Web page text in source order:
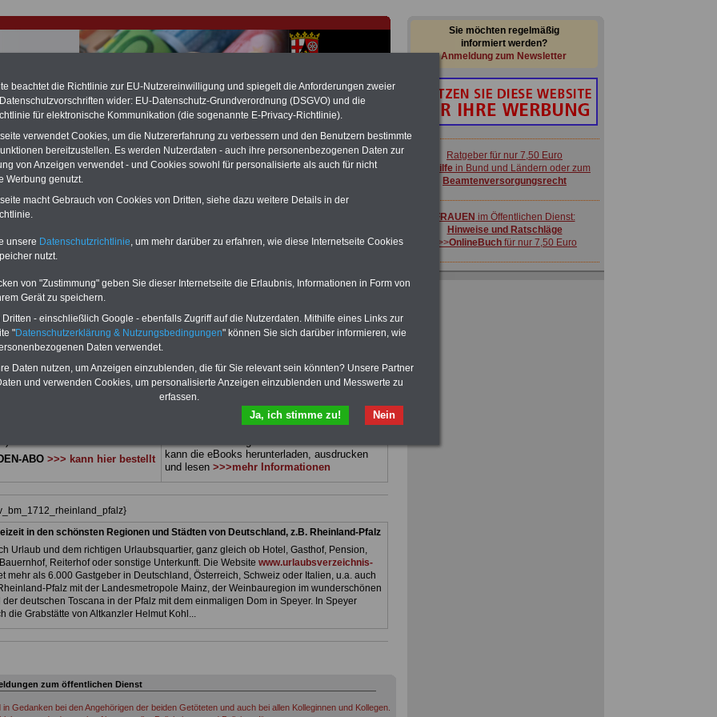
für Beamte & Ruhestandsbeamte (zu geringe Alimentation)
hat die Landesbesoldung von Berlin für die Jahre 2008 bis
erklärt (Berlin muss bisMärz 2027 eine Neuregelung der
die zun hohen Nachzahlungen führen wird). Auch beim Bund
wird es hohe Nachzahlungen geben (Medienberichten
alle (!) Beamte zwischen mind. 3.000 und 13.000 Euro
,rechnen. Der INFO-
hierzu eine Broschüre heraus, die unmittelbar nach dem Beschluss des
der Bundesregierung vorgelegt wird (wahrscheinlich im Quartal.2026
Beamte und den öffentlichen Dienst in Rheinland-Pfalz:
gesunde Schule und Kita gestalten
mit 3 Ratgebern für nur
für Beamtinnen
sowie Beihilferecht in Bund und
drei Ratgeber sind übersichtlich
ABO >>> kann hier bestellt
PDF-SERVICE: 10 Bücher bzw. eBooks zu
wichtigen Themen für Beamte und dem Öff.
können Sie zehn Bücher als eBook
herunterladen, auch für Beschäftigte imLand
Rheinland-Pfalz geeignet: die Bücher
behandeln Beamtenrecht, Besoldung, Beihilfe,
Beamtenversorgung, Rund ums Geld,
Nebentätigkeitsrecht, Frauen im öffentl. Dienst.
kann die eBooks herunterladen, ausdrucken
und lesen >>>mehr Informationen
in den schönsten Regionen und Städten von Deutschland, z.B. Rheinland-Pfalz
Urlaub und dem richtigen Urlaubsquartier, ganz gleich ob Hotel, Gasthof, Pension,
Reiterhof oder sonstige Unterkunft. Die Website www.urlaubsverzeichnis-
mehr als 6.000 Gastgeber in Deutschland, Österreich, Schweiz oder Italien, u.a. auch
Pfalz mit der Landesmetropole Mainz, der Weinbauregion im wunderschönen
der deutschen Toscana in der Pfalz mit dem einmaligen Dom in Speyer. In Speyer
die Grabstätte von Altkanzler Helmut Kohl...
zum öffentlichen Dienst
in Gedanken bei den Angehörigen der beiden Getöteten und auch bei allen Kolleginnen und Kollegen.
Sie möchten regelmäßig
informiert werden?
Anmeldung zum Newsletter
Ratgeber für nur 7,50 Euro
Beihilfe in Bund und Ländern oder zum
Beamtenversorgungsrecht
FRAUEN im Öffentlichen Dienst:
Hinweise und Ratschläge
>>>OnlineBuch für nur 7,50 Euro
beachtet die Richtlinie zur EU-Nutzereinwilligung und spiegelt die Anforderungen zweier
wider: EU-Datenschutz-Grundverordnung (DSGVO) und die
für elektronische Kommunikation (die sogenannte E-Privacy-Richtlinie).
verwendet Cookies, um die Nutzererfahrung zu verbessern und den Benutzern bestimmte
bereitzustellen. Es werden Nutzerdaten - auch ihre personenbezogenen Daten zur
von Anzeigen verwendet - und Cookies sowohl für personalisierte als auch für nicht
Werbung genutzt.
macht Gebrauch von Cookies von Dritten, siehe dazu weitere Details in der
unsere Datenschutzrichtlinie , um mehr darüber zu erfahren, wie diese Internetseite Cookies
nutzt.
von "Zustimmung" geben Sie dieser Internetseite die Erlaubnis, Informationen in Form von
Gerät zu speichern.
- einschließlich Google - ebenfalls Zugriff auf die Nutzerdaten. Mithilfe eines Links zur
"Datenschutzerklärung & Nutzungsbedingungen" können Sie sich darüber informieren, wie
Daten verwendet.
Daten nutzen, um Anzeigen einzublenden, die für Sie relevant sein könnten? Unsere Partner
und verwenden Cookies, um personalisierte Anzeigen einzublenden und Messwerte zu
erfassen.
Nein
Ja, ich stimme zu!